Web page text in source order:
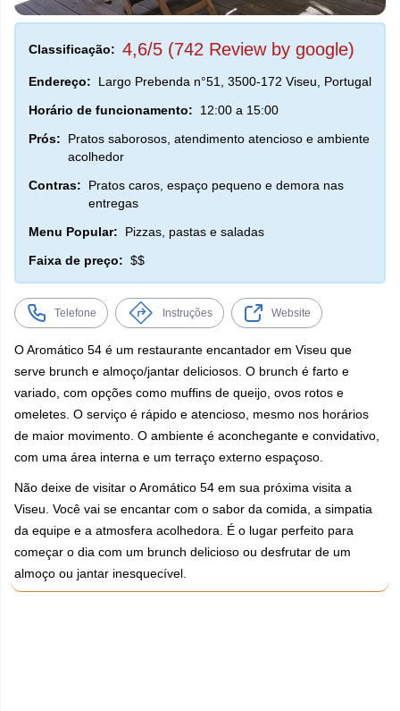
Classificação: 4,6/5 (742 Review by google)
Endereço:
Largo Prebenda n°51, 3500-172 Viseu, Portugal
Horário de funcionamento:
12:00 a 15:00
Prós:
Pratos saborosos, atendimento atencioso e ambiente
acolhedor
Contras:
Pratos caros, espaço pequeno e demora nas
entregas
Menu Popular:
Pizzas, pastas e saladas
Faixa de preço: $$
Telefone Instruções Website
O Aromático 54 é um restaurante encantador em Viseu que
serve brunch e almoço/jantar deliciosos. O brunch é farto e
variado, com opções como muffins de queijo, ovos rotos e
omeletes. O serviço é rápido e atencioso, mesmo nos horários
de maior movimento. O ambiente é aconchegante e convidativo,
com uma área interna e um terraço externo espaçoso.
Não deixe de visitar o Aromático 54 em sua próxima visita a
Viseu. Você vai se encantar com o sabor da comida, a simpatia
da equipe e a atmosfera acolhedora. É o lugar perfeito para
começar o dia com um brunch delicioso ou desfrutar de um
almoço ou jantar inesquecível.